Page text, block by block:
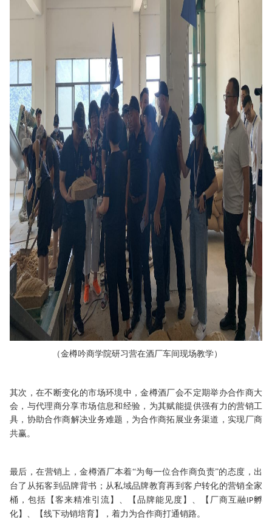
（金樽吟商学院研习营在酒厂车间现场教学）
其次，在不断变化的市场环境中，金樽酒厂会不 定期举办合作商大
会，与代理商分享市场信息和经验， 为其赋能提供强有力的营销工
具 ， 协助合作商解决业务难题， 为合作商拓展业务渠道 ， 实现厂商
共赢。
最后 ，在营销上 ，金樽酒厂本着“为每一位合作商负责”的态度 ， 出
台了从拓客到品牌背书 ； 从私域品牌教育再到客户转化的营销全家
桶 ， 包括 【 客来精准引流 】 、 【 品牌能见度 】、【 厂商互融 IP孵
化】、【线下动销培育 】， 着力为合作商打通销路。